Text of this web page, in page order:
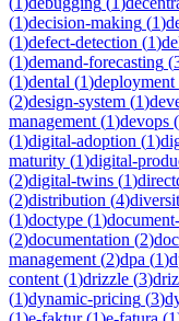
(1)decision-making (1)
(1)defect-detection (1)
(1)demand-forecasting (
(1)dental (1)deployment
(2)design-system (1)
management (1)devops (
(1)digital-adoption (1)
maturity (1)digital-
(2)digital-twins (1)
(2)distribution (4)
(1)doctype (1)
(2)documentation (2)
management (2)dpa (1)
content (1)drizzle (3)
(1)dynamic-pricing (3)